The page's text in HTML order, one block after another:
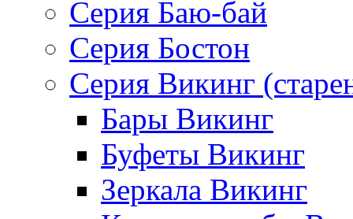
Серия Баю-бай
Серия Бостон
Серия Викинг
Бары Викинг
Буфеты Викинг
Зеркала Викинг